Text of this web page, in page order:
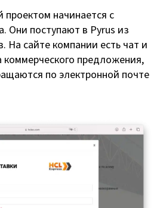
начинается с
Они поступают в Pyrus из
На сайте компании есть чат и
предложения,
по электронной почте